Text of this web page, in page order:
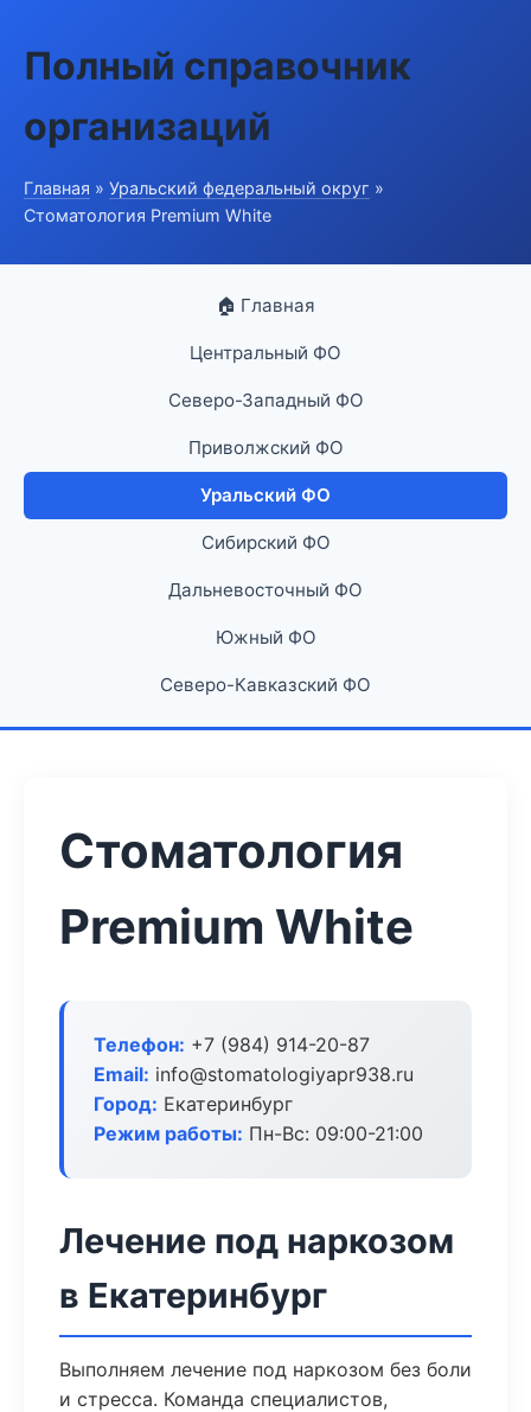
Полный справочник
организаций
Главная » Уральский федеральный округ »
Стоматология Premium White
🏠 Главная
Центральный ФО
Северо-Западный ФО
Приволжский ФО
Уральский ФО
Сибирский ФО
Дальневосточный ФО
Южный ФО
Северо-Кавказский ФО
Стоматология
Premium White
Телефон: +7 (984) 914-20-87
Email: info@stomatologiyapr938.ru
Город: Екатеринбург
Режим работы: Пн-Вс: 09:00-21:00
Лечение под наркозом
в Екатеринбург
Выполняем лечение под наркозом без боли
и стресса. Команда специалистов,